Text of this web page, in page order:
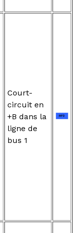
Court-
circuit en
+B dans la
ligne de
bus 1